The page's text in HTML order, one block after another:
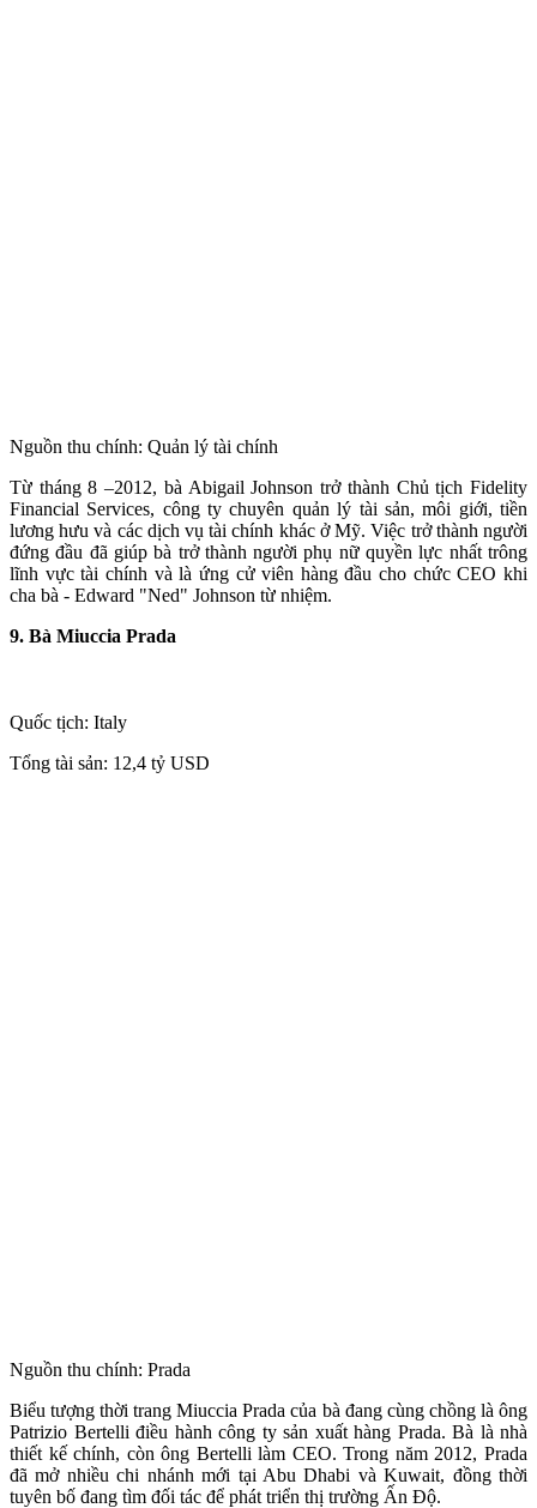
Nguồn thu chính: Quản lý tài chính
Từ tháng 8 –2012, bà Abigail Johnson trở thành Chủ tịch Fidelity
Financial Services, công ty chuyên quản lý tài sản, môi giới, tiền
lương hưu và các dịch vụ tài chính khác ở Mỹ. Việc trở thành người
đứng đầu đã giúp bà trở thành người phụ nữ quyền lực nhất trông
lĩnh vực tài chính và là ứng cử viên hàng đầu cho chức CEO khi
cha bà - Edward "Ned" Johnson từ nhiệm.
9. Bà Miuccia Prada
Quốc tịch: Italy
Tổng tài sản: 12,4 tỷ USD
Nguồn thu chính: Prada
Biểu tượng thời trang Miuccia Prada của bà đang cùng chồng là ông
Patrizio Bertelli điều hành công ty sản xuất hàng Prada. Bà là nhà
thiết kế chính, còn ông Bertelli làm CEO. Trong năm 2012, Prada
đã mở nhiều chi nhánh mới tại Abu Dhabi và Kuwait, đồng thời
tuyên bố đang tìm đối tác để phát triển thị trường Ấn Độ.